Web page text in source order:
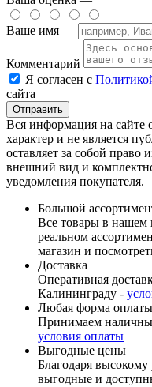
Ваше имя —
Комментарий
Я согласен с
сайта
Вся информация на сайте
характер и не является
оставляет за собой право
внешний вид и
уведомления покупателя.
Большой
Все товары в нашем
реальном
магазин и
Доставка
Оперативная
Калининграду -
Любая форма оплаты
Принимаем
условия оплаты
Выгодные цены
Благодаря
выгодные и